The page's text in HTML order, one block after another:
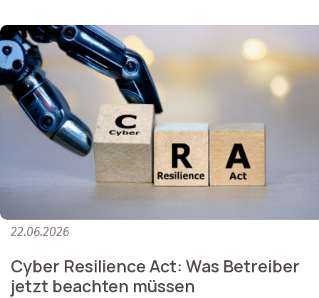
22.06.2026
Cyber Resilience Act: Was Betreiber
jetzt beachten müssen